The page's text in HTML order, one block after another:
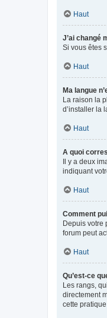
Haut
J’ai changé
Si vous êtes
Haut
Ma langue
La raison la
d’installer la
Haut
A quoi
Il y a deux
indiquant
Haut
Comment
Depuis votre
forum peut
Haut
Qu’est-ce
Les rangs,
directement
cette